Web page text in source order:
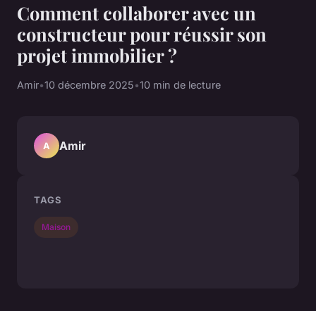
Comment collaborer avec un
constructeur pour réussir son
projet immobilier ?
Amir•10 décembre 2025•10 min de lecture
A Amir
TAGS
Maison